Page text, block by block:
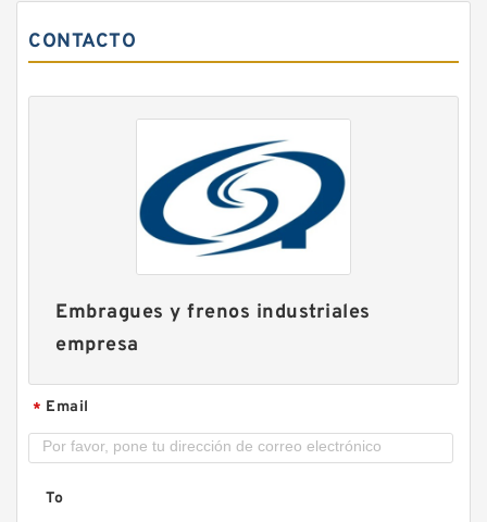
14CB400 142087JG Ós Eaton Airflex Cuatro
entradas Embragues y frenos
CONTACTO
Embragues y frenos industriales
empresa
* Email
To